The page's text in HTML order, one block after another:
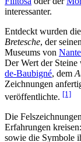
interessanter.
Entdeckt wurden
Bretesche, der
Museums von
Der Wert der
de-Baubigné, dem
Zeichnungen
veröffentlichte. [1]
Die
Erfahrungen
sowie die Symbole